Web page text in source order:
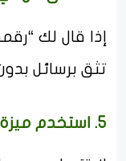
إذا قال لك
تثق برسائل
5. استخدم ميزة الحظر مباشرة 🚫👤